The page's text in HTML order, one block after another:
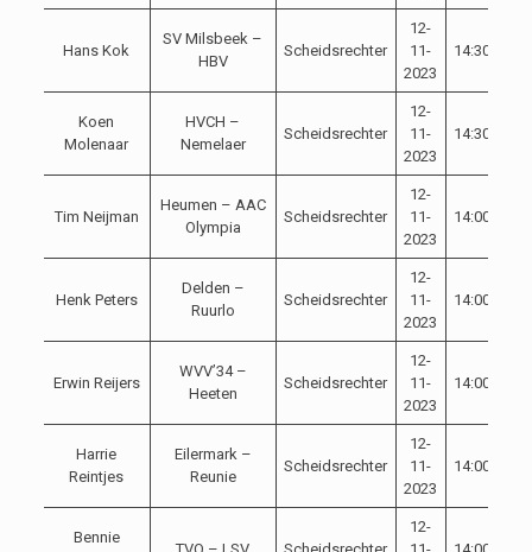
Hans Kok
SV Milsbeek –
HBV
Scheidsrechter
12-
11-
2023
14:30
Koen
Molenaar
HVCH –
Nemelaer
Scheidsrechter
12-
11-
2023
14:30
Tim Neijman
Heumen – AAC
Olympia
Scheidsrechter
12-
11-
2023
14:00
Henk Peters
Delden –
Ruurlo
Scheidsrechter
12-
11-
2023
14:00
Erwin Reijers
WVV’34 –
Heeten
Scheidsrechter
12-
11-
2023
14:00
Harrie
Reintjes
Eilermark –
Reunie
Scheidsrechter
12-
11-
2023
14:00
Bennie
12-